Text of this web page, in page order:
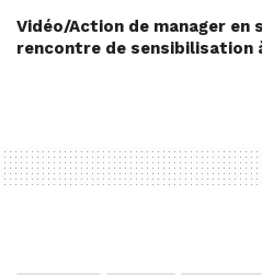
Vidéo/Action de manager
rencontre de sensibilisation